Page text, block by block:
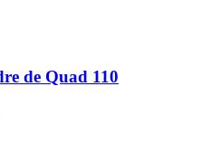
de Quad 110